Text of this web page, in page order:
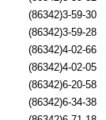
(86342)3-59-30
(86342)3-59-28
(86342)4-02-66
(86342)4-02-05
(86342)6-20-58
(86342)6-34-38